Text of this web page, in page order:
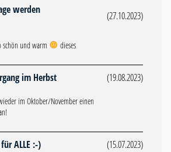
werden
(27.10.2023)
schön und warm dieses
im Herbst (19.08.2023)
im Oktober/November einen
ALLE :-) (15.07.2023)